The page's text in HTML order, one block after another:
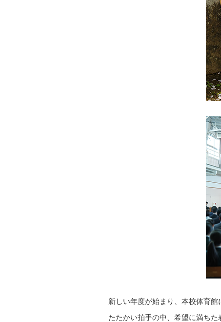
新しい年度が始まり、本校体育
たたかい拍手の中、希望に満ち